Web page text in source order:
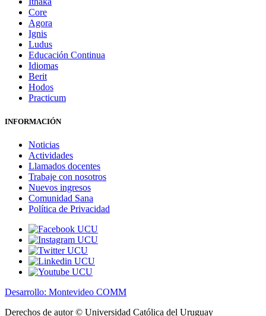
Core
Agora
Ignis
Ludus
Educación Continua
Idiomas
Berit
Hodos
Practicum
INFORMACIÓN
Noticias
Actividades
Llamados docentes
Trabaje con nosotros
Nuevos ingresos
Comunidad Sana
Política de Privacidad
Desarrollo: Montevideo COMM
Derechos de autor © Universidad Católica del Uruguay